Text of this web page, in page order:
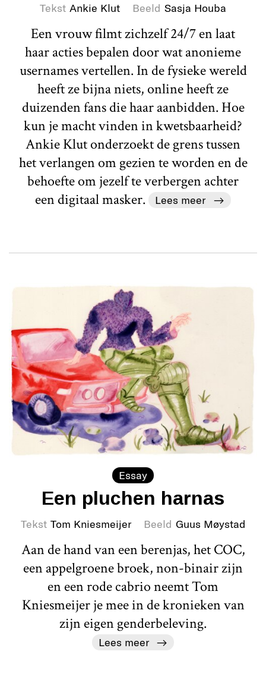
Tekst Ankie Klut Beeld Sasja Houba
Een vrouw filmt zichzelf 24/7 en laat
haar acties bepalen door wat anonieme
usernames vertellen. In de fysieke wereld
heeft ze bijna niets, online heeft ze
duizenden fans die haar aanbidden. Hoe
kun je macht vinden in kwetsbaarheid?
Ankie Klut onderzoekt de grens tussen
het verlangen om gezien te worden en de
behoefte om jezelf te verbergen achter
een digitaal masker.
Lees meer
Essay
Een pluchen harnas
Tekst Tom Kniesmeijer Beeld Guus Møystad
Aan de hand van een berenjas, het COC,
een appelgroene broek, non-binair zijn
en een rode cabrio neemt Tom
Kniesmeijer je mee in de kronieken van
zijn eigen genderbeleving.
Lees meer